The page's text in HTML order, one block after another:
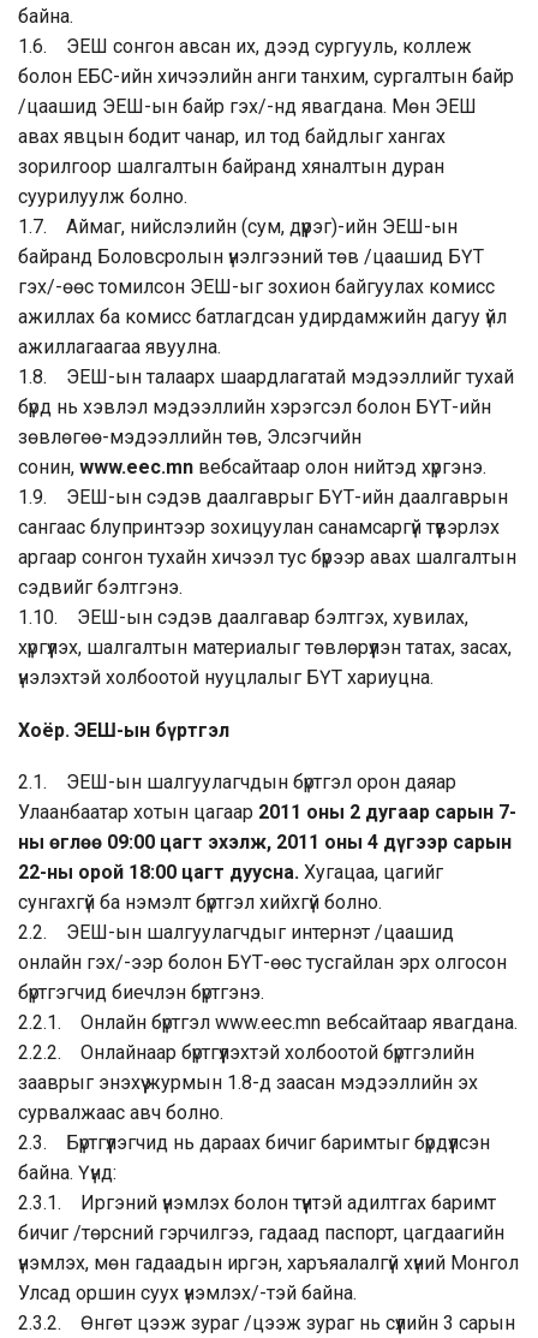
байна.
1.6. ЭЕШ сонгон авсан их, дээд сургууль, коллеж
болон ЕБС-ийн хичээлийн анги танхим, cургалтын байр
/цаашид ЭЕШ-ын байр гэх/-нд явагдана. Мөн ЭЕШ
авах явцын бодит чанар, ил тод байдлыг хангах
зорилгоор шалгалтын байранд хяналтын дуран
суурилуулж болно.
1.7. Аймаг, нийслэлийн (сум, дүүрэг)-ийн ЭЕШ-ын
байранд Боловсролын үнэлгээний төв /цаашид БҮТ
гэх/-өөс томилсон ЭЕШ-ыг зохион байгуулах комисс
ажиллах ба комисс батлагдсан удирдамжийн дагуу үйл
ажиллагаагаа явуулна.
1.8. ЭЕШ-ын талаарх шаардлагатай мэдээллийг тухай
бүрд нь хэвлэл мэдээллийн хэрэгсэл болон БҮТ-ийн
зөвлөгөө-мэдээллийн төв, Элсэгчийн
сонин, www.eec.mn вебсайтаар олон нийтэд хүргэнэ.
1.9. ЭЕШ-ын сэдэв даалгаврыг БҮТ-ийн даалгаврын
сангаас блупринтээр зохицуулан санамсаргүй түүвэрлэх
аргаар сонгон тухайн хичээл тус бүрээр авах шалгалтын
сэдвийг бэлтгэнэ.
1.10. ЭЕШ-ын сэдэв даалгавар бэлтгэх, хувилах,
хүргүүлэх, шалгалтын материалыг төвлөрүүлэн татах, засах,
үнэлэхтэй холбоотой нууцлалыг БҮТ хариуцна.
Хоёр. ЭЕШ-ын бүртгэл
2.1. ЭЕШ-ын шалгуулагчдын бүртгэл орон даяар
Улаанбаатар хотын цагаар 2011 оны 2 дугаар сарын 7-
ны өглөө 09:00 цагт эхэлж, 2011 оны 4 дүгээр сарын
22-ны орой 18:00 цагт дуусна. Хугацаа, цагийг
сунгахгүй ба нэмэлт бүртгэл хийхгүй болно.
2.2. ЭЕШ-ын шалгуулагчдыг интернэт /цаашид
онлайн гэх/-ээр болон БҮТ-өөс тусгайлан эрх олгосон
бүртгэгчид биечлэн бүртгэнэ.
2.2.1. Онлайн бүртгэл www.eec.mn вебсайтаар явагдана.
2.2.2. Онлайнаар бүртгүүлэхтэй холбоотой бүртгэлийн
зааврыг энэхүү журмын 1.8-д заасан мэдээллийн эх
сурвалжаас авч болно.
2.3. Бүртгүүлэгчид нь дараах бичиг баримтыг бүрдүүлсэн
байна. Үүнд:
2.3.1. Иргэний үнэмлэх болон түүнтэй адилтгах баримт
бичиг /төрсний гэрчилгээ, гадаад паспорт, цагдаагийн
үнэмлэх, мөн гадаадын иргэн, харъяалалгүй хүний Монгол
Улсад оршин суух үнэмлэх/-тэй байна.
2.3.2. Өнгөт цээж зураг /цээж зураг нь сүүлийн 3 сарын